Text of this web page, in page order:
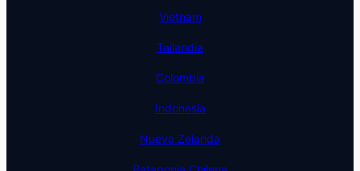
Vietnam
Tailandia
Colombia
Indonesia
Nueva Zelanda